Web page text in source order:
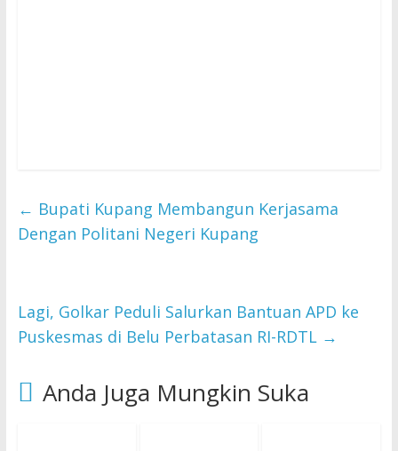
← Bupati Kupang Membangun Kerjasama
Dengan Politani Negeri Kupang
Lagi, Golkar Peduli Salurkan Bantuan APD ke
Puskesmas di Belu Perbatasan RI-RDTL →
Anda Juga Mungkin Suka